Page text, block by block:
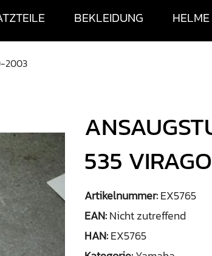
BEKLEIDUNG HELME
2003
535
Artikelnummer:EX5765
EAN:Nicht zutreffend
HAN:EX5765